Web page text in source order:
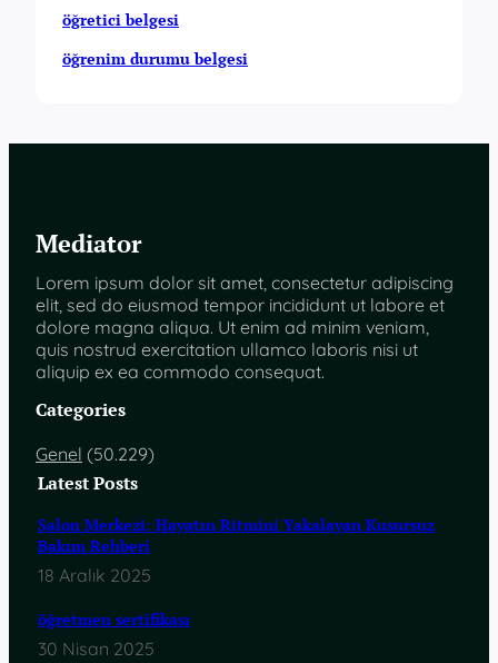
öğretici belgesi
öğrenim durumu belgesi
Mediator
Lorem ipsum dolor sit amet, consectetur adipiscing
elit, sed do eiusmod tempor incididunt ut labore et
dolore magna aliqua. Ut enim ad minim veniam,
quis nostrud exercitation ullamco laboris nisi ut
aliquip ex ea commodo consequat.
Categories
Genel (50.229)
Latest Posts
Salon Merkezi: Hayatın Ritmini Yakalayan Kusursuz
Bakım Rehberi
18 Aralık 2025
öğretmen sertifikası
30 Nisan 2025